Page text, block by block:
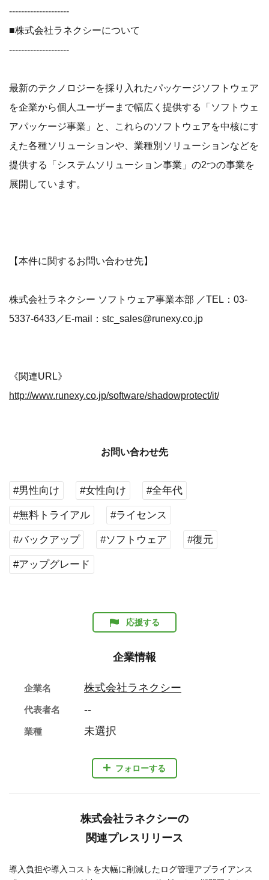
--------------------
■株式会社ラネクシーについて
--------------------
最新のテクノロジーを採り入れたパッケージソフトウェア
を企業から個人ユーザーまで幅広く提供する「ソフトウェ
アパッケージ事業」と、これらのソフトウェアを中核にす
えた各種ソリューションや、業種別ソリューションなどを
提供する「システムソリューション事業」の2つの事業を
展開しています。
【本件に関するお問い合わせ先】
株式会社ラネクシー ソフトウェア事業本部 ／TEL：03-
5337-6433／E-mail：stc_sales@runexy.co.jp
《関連URL》
http://www.runexy.co.jp/software/shadowprotect/it/
お問い合わせ先
#男性向け #女性向け #全年代
#無料トライアル #ライセンス
#バックアップ #ソフトウェア #復元
#アップグレード
応援する
企業情報
フォローする
企業名 株式会社ラネクシー
代表者名 --
業種 未選択
株式会社ラネクシーの
関連プレスリリース
導入負担や導入コストを大幅に削減したログ管理アプライアンス